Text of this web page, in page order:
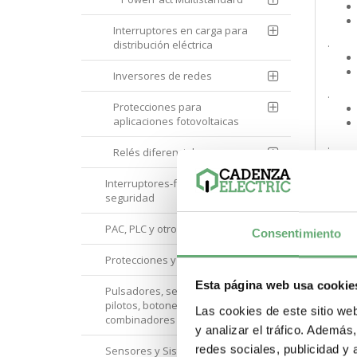
Consentimiento
Esta página web usa
Las cookies de este sitio
y analizar el tráfico.
redes sociales, publicidad y
.
.
.
.
.
Interruptores en carga para
distribución eléctrica
Inversores de redes
Protecciones para
aplicaciones fotovoltaicas
Relés diferenciales
Interruptores-fusible y de
seguridad
PAC, PLC y otros controladores
Protecciones y Control
Pulsadores, selectores,
pilotos, botoneras y
combinadores
Sensores y Sistemas RFID